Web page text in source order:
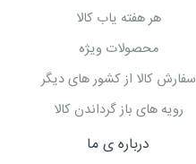
هر هفته یاب کالا
محصولات ویژه
سفارش کالا از کشور های دیگر
رویه های باز گرداندن کالا
درباره ی ما